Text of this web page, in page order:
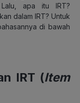
apa itu IRT?
dalam IRT? Untuk
di bawah
IRT (Item